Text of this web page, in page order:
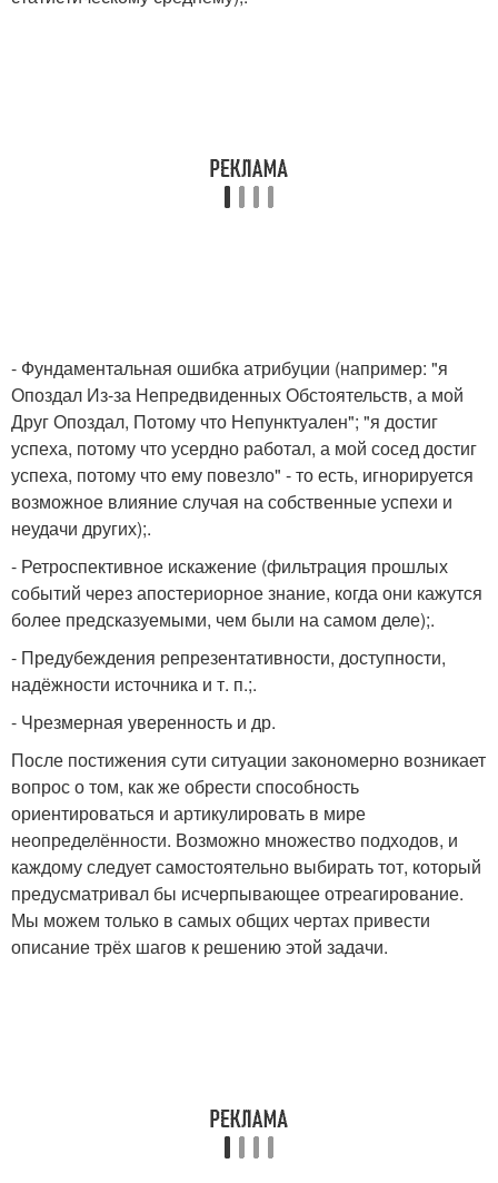
- Фундаментальная ошибка атрибуции (например: "я
Опоздал Из-за Непредвиденных Обстоятельств, а мой
Друг Опоздал, Потому что Непунктуален"; "я достиг
успеха, потому что усердно работал, а мой сосед достиг
успеха, потому что ему повезло" - то есть, игнорируется
возможное влияние случая на собственные успехи и
неудачи других);.
- Ретроспективное искажение (фильтрация прошлых
событий через апостериорное знание, когда они кажутся
более предсказуемыми, чем были на самом деле);.
- Предубеждения репрезентативности, доступности,
надёжности источника и т. п.;.
- Чрезмерная уверенность и др.
После постижения сути ситуации закономерно возникает
вопрос о том, как же обрести способность
ориентироваться и артикулировать в мире
неопределённости. Возможно множество подходов, и
каждому следует самостоятельно выбирать тот, который
предусматривал бы исчерпывающее отреагирование.
Мы можем только в самых общих чертах привести
описание трёх шагов к решению этой задачи.